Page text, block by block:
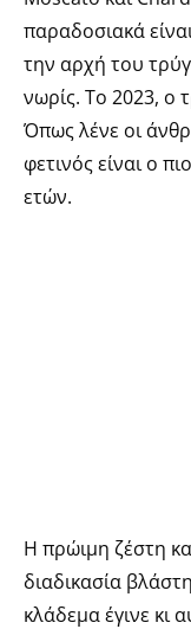
παραδοσιακά
την αρχή του
νωρίς. Το 2023, ο
Όπως λένε οι
φετινός είναι ο
ετών.
Η πρώιμη ζέστη
διαδικασία
κλάδεμα έγινε κι